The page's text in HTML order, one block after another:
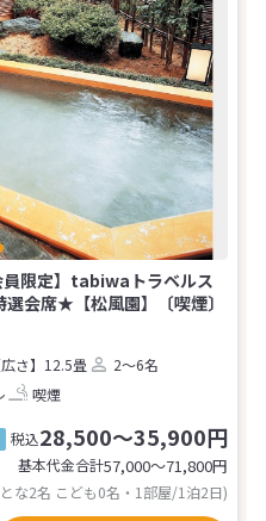
員限定】tabiwaトラベルス
会席★【松風園】〔喫煙〕
広さ】12.5畳
2～6名
喫煙
税込28,500～35,900円
基本代金合計57,000〜71,800円
な2名 こども0名・1部屋/1泊2日)